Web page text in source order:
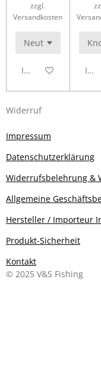
zzgl.
Versandkosten
In den Warenkorb
In
Widerruf
Impressum
Datenschutzerklärung
Widerrufsbelehrung &
Allgemeine
Hersteller / Importeur
Produkt-Sicherheit
Kontakt
© 2025 V&S Fishing